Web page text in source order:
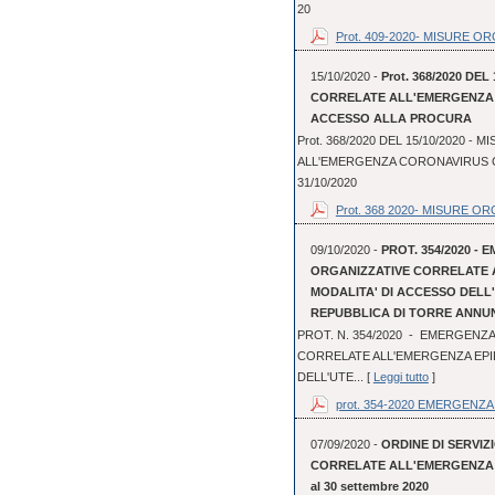
20
Prot. 409-2020- MISURE
15/10/2020 - Prot. 368/2020 DEL
CORRELATE
ACCESSO ALLA PROCURA
Prot. 368/2020 DEL 15/10/2020 -
ALL'EMERGENZA
31/10/2020
Prot. 368 2020- MISURE
09/10/2020 - PROT. 354/2020 -
ORGANIZZATIVE
MODALITA' DI ACCESSO
REPUBBLICA DI TORRE
PROT. N. 354/2020 -
CORRELATE ALL'EMERGENZA
DELL'UTE... [ Leggi tutto]
prot. 354-2020
07/09/2020 - ORDINE DI
CORRELATE
al 30 settembre 2020